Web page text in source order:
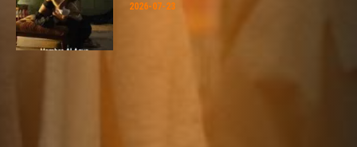
2026-07-23